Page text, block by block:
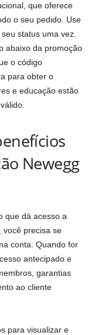
que oferece
o seu pedido. Use
status uma vez.
abaixo da promoção
o código
para obter o
e educação estão
Newegg
que dá acesso a
você precisa se
conta. Quando for
antecipado e
garantias
ao cliente
para visualizar e